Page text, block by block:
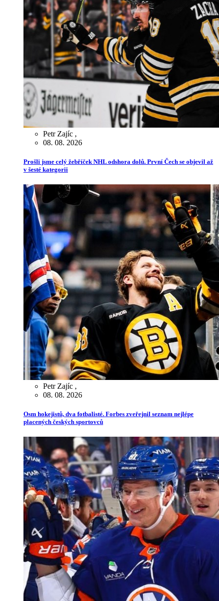
Petr Zajíc ,
08. 08. 2026
Prošli jsme celý žebříček NHL odshora dolů. První Čech se objevil až
v šesté kategorii
Petr Zajíc ,
08. 08. 2026
Osm hokejistů, dva fotbalisté. Forbes zveřejnil seznam nejlépe
placených českých sportovců